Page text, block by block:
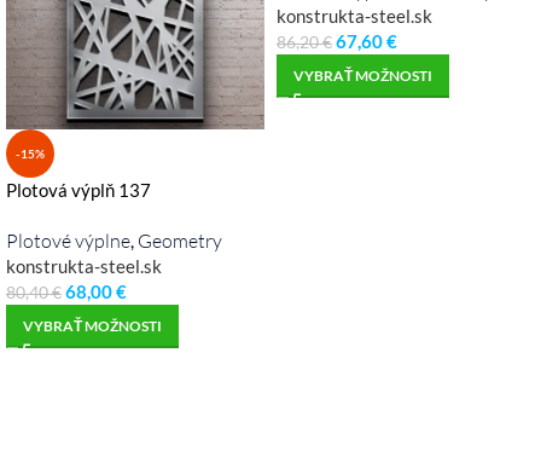
-15%
Plotová výplň 137
Plotové výplne, Geometry
konstrukta-steel.sk
80,40€68,00€
VYBRAŤ MOŽNOSTI
konstrukta-steel.sk
86,20€67,60€
VYBRAŤ MOŽNOSTI